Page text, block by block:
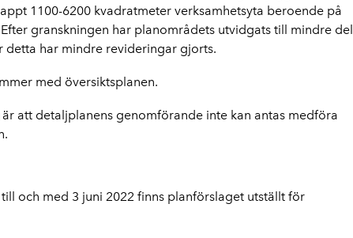
1100-6200 kvadratmeter verksamhetsyta beroende på
granskningen har planområdets utvidgats till mindre del
detta har mindre revideringar gjorts.
med översiktsplanen.
att detaljplanens genomförande inte kan antas medföra
och med 3 juni 2022 finns planförslaget utställt för